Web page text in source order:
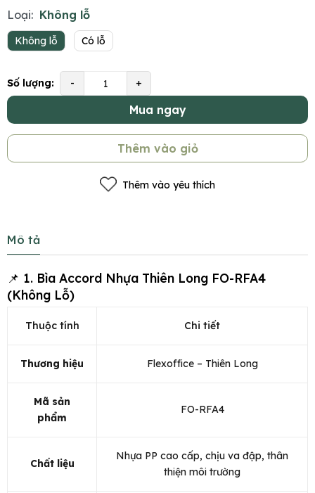
Loại: Không lỗ
Không lỗ Có lỗ
Số lượng: - +
Mua ngay
Thêm vào giỏ
Thêm vào yêu thích
Mô tả
📌 1. Bìa Accord Nhựa Thiên Long FO-RFA4
(Không Lỗ)
Thuộc tính Chi tiết
Thương hiệu Flexoffice – Thiên Long
Mã sản
phẩm
FO-RFA4
Chất liệu
Nhựa PP cao cấp, chịu va đập, thân
thiện môi trường